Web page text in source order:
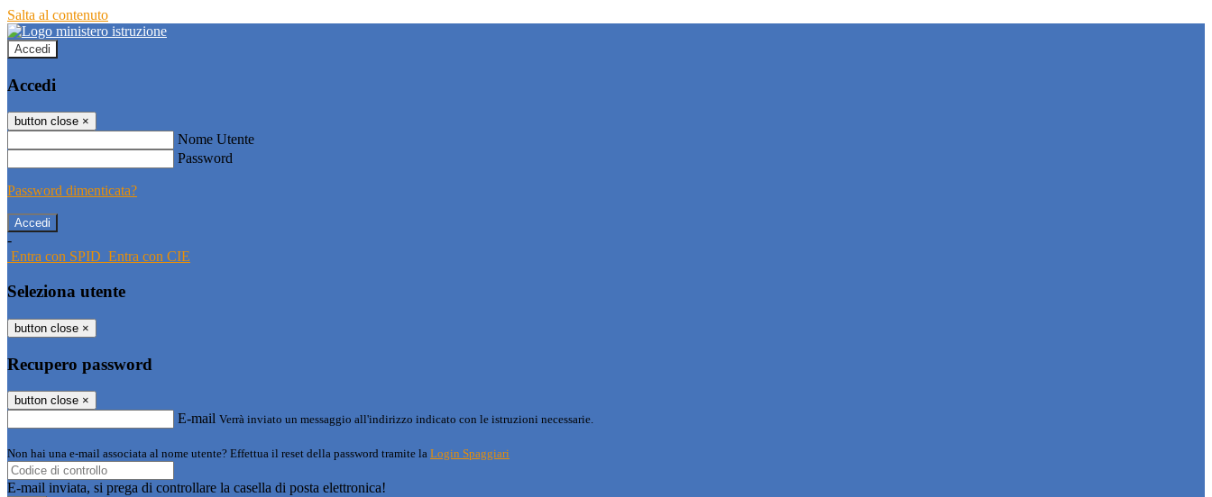
Salta al contenuto
Accedi
Accedi
button close ×
Nome Utente
Password
Password dimenticata?
-
Entra con SPID Entra con CIE
Seleziona utente
button close ×
Recupero password
button close ×
E-mail Verrà inviato un messaggio all'indirizzo indicato con le istruzioni necessarie.
Non hai una e-mail associata al nome utente? Effettua il reset della password tramite la Login Spaggiari
E-mail inviata, si prega di controllare la casella di posta elettronica!